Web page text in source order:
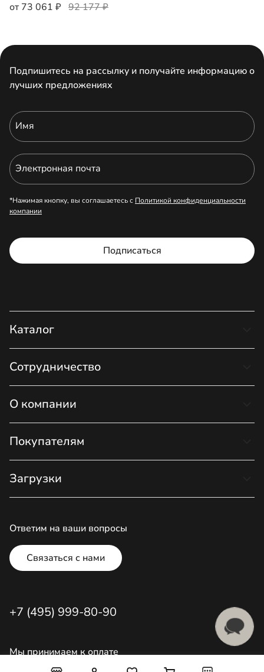
от 73 061 ₽ 92 177 ₽
Подпишитесь на рассылку и получайте информацию о
лучших предложениях
Имя
Электронная почта
Подписаться
*Нажимая кнопку, вы соглашаетесь с Политикой конфиденциальности
компании
Каталог
Сотрудничество
О компании
Покупателям
Загрузки
Мы принимаем к оплате
Ответим на ваши вопросы
Связаться с нами
+7 (495) 999-80-90